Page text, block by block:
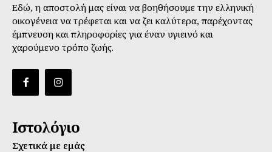
Εδώ, η αποστολή μας είναι να βοηθήσουμε την ελληνική
οικογένεια να τρέφεται και να ζει καλύτερα, παρέχοντας
έμπνευση και πληροφορίες για έναν υγιεινό και
χαρούμενο τρόπο ζωής.
Ιστολόγιο
Σχετικά με εμάς